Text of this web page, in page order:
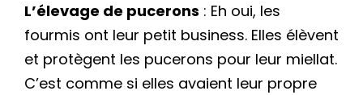
L’élevage de pucerons : Eh oui, les
fourmis ont leur petit business. Elles élèvent
et protègent les pucerons pour leur miellat.
C’est comme si elles avaient leur propre